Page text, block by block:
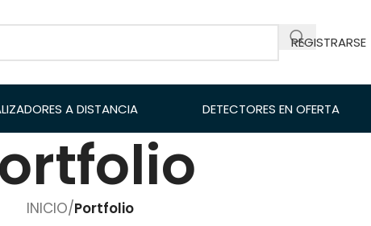
REGISTRARSE
A DISTANCIA DETECTORES EN OFERTA
INICIO/Portfolio